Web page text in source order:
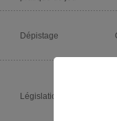
Dépistage
Législation